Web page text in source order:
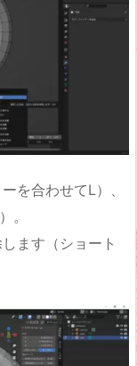
を合わせてL）、
。
ます（ショート